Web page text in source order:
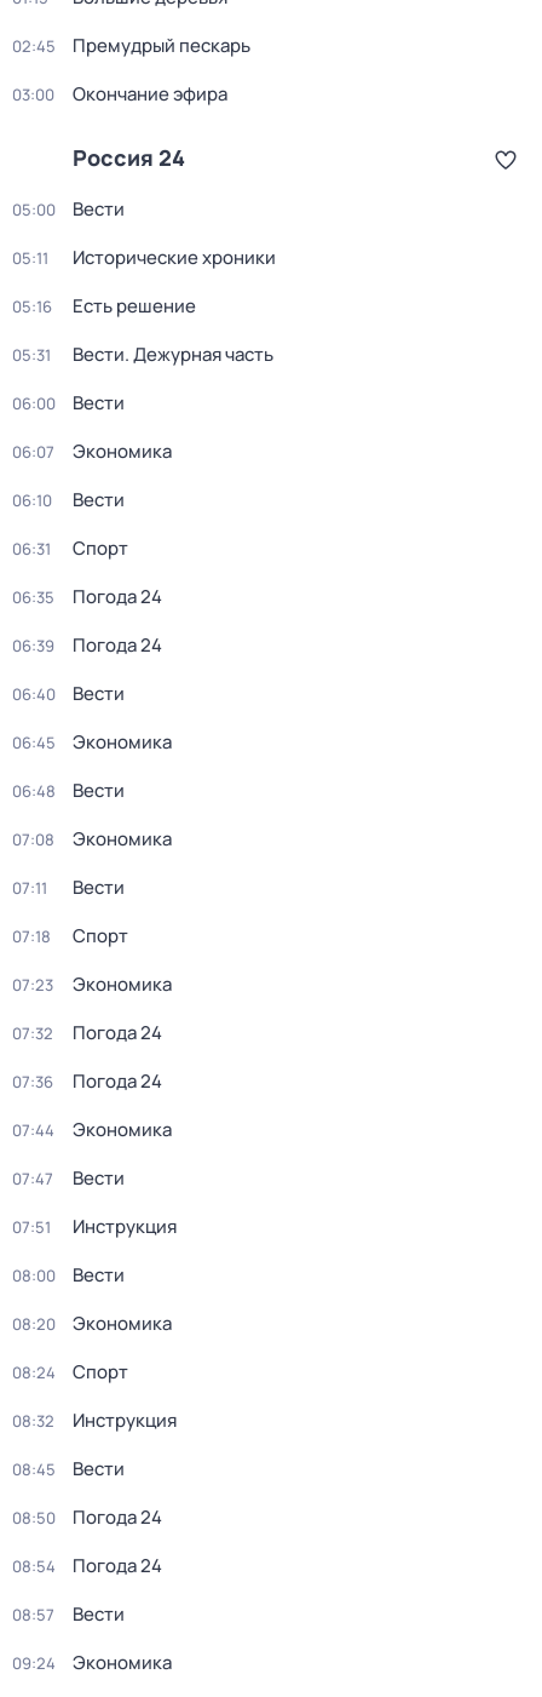
02:45 Премудрый пескарь
03:00 Окончание эфира
Россия 24
05:00 Вести
05:11 Исторические хроники
05:16 Есть решение
05:31 Вести. Дежурная часть
06:00 Вести
06:07 Экономика
06:10 Вести
06:31 Спорт
06:35 Погода 24
06:39 Погода 24
06:40 Вести
06:45 Экономика
06:48 Вести
07:08 Экономика
07:11 Вести
07:18 Спорт
07:23 Экономика
07:32 Погода 24
07:36 Погода 24
07:44 Экономика
07:47 Вести
07:51 Инструкция
08:00 Вести
08:20 Экономика
08:24 Спорт
08:32 Инструкция
08:45 Вести
08:50 Погода 24
08:54 Погода 24
08:57 Вести
09:24 Экономика